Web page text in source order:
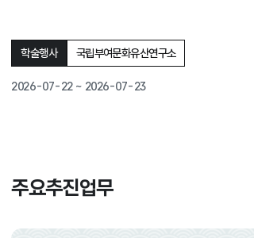
학술행사 국립부여문화유산연구소
행사기간
2026-07-22 ~ 2026-07-23
주요추진업무